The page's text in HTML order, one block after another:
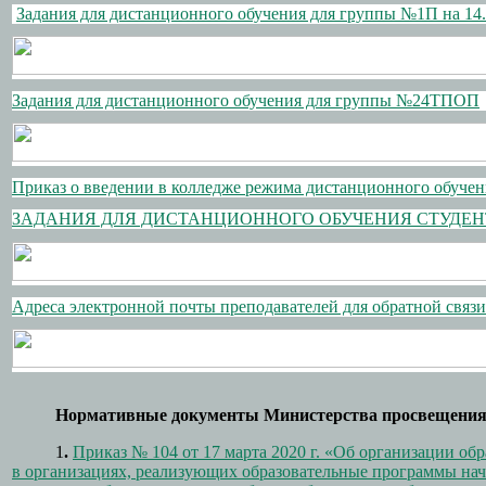
Задания для дистанционного обучения для группы №1П на
Задания для дистанционного обучения для группы №24ТПОП
Приказ о введении в колледже режима дистанционного
ЗАДАНИЯ ДЛЯ ДИСТАНЦИОННОГО ОБУЧЕНИЯ
Адреса электронной почты преподавателей для обратной связи
Нормативные документы Министерства
1. Приказ № 104 от 17 марта 2020 г. «Об организации
в организациях, реализующих образовательные программы